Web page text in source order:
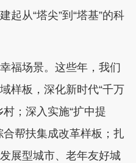
起从“塔尖”到“塔基”的科
场景。这些年，我们
样板，深化新时代“千万
；深入实施“扩中提
帮扶集成改革样板；扎
展型城市、老年友好城